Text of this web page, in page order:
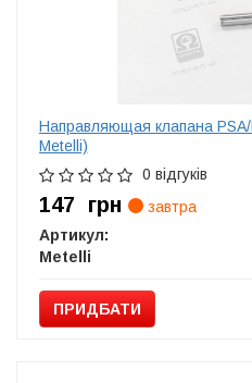
Направляющая клапана
Metelli)
0 відгуків
147 грн
завтра
Артикул:
Metelli
ПРИДБАТИ